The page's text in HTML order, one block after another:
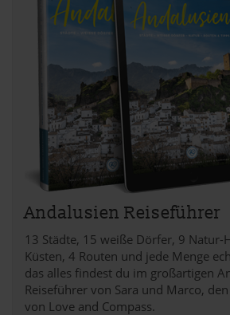
Andalusien Reiseführer
13 Städte, 15 weiße Dörfer, 9 Natur-
Küsten, 4 Routen und jede Menge
das alles findest du im großartigen
Reiseführer von Sara und Marco,
von Love and Compass.